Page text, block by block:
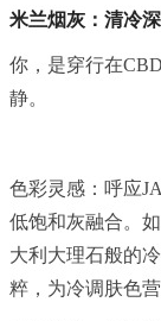
米兰烟灰：清冷
你，是穿行在
静。
色彩灵感：呼应
低饱和灰融合。
大利大理石般的
粹，为冷调肤色